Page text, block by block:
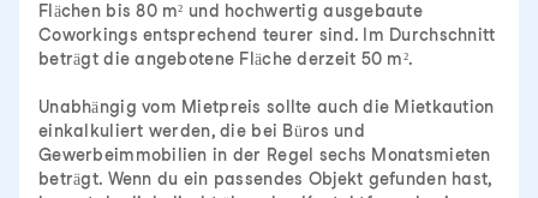
Flächen bis 80 m² und hochwertig ausgebaute
Coworkings entsprechend teurer sind. Im Durchschnitt
beträgt die angebotene Fläche derzeit 50 m².
Unabhängig vom Mietpreis sollte auch die Mietkaution
einkalkuliert werden, die bei Büros und
Gewerbeimmobilien in der Regel sechs Monatsmieten
beträgt. Wenn du ein passendes Objekt gefunden hast,